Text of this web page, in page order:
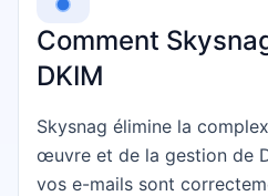
Comment
DKIM
Skysnag élimine la
œuvre et de la gestion de
vos e-mails sont